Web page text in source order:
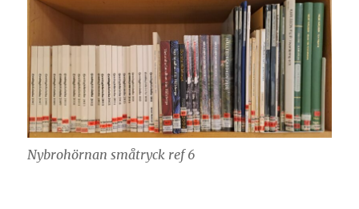
Nybrohörnan småtryck ref 6